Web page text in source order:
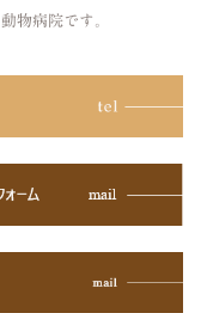
動物病院です。